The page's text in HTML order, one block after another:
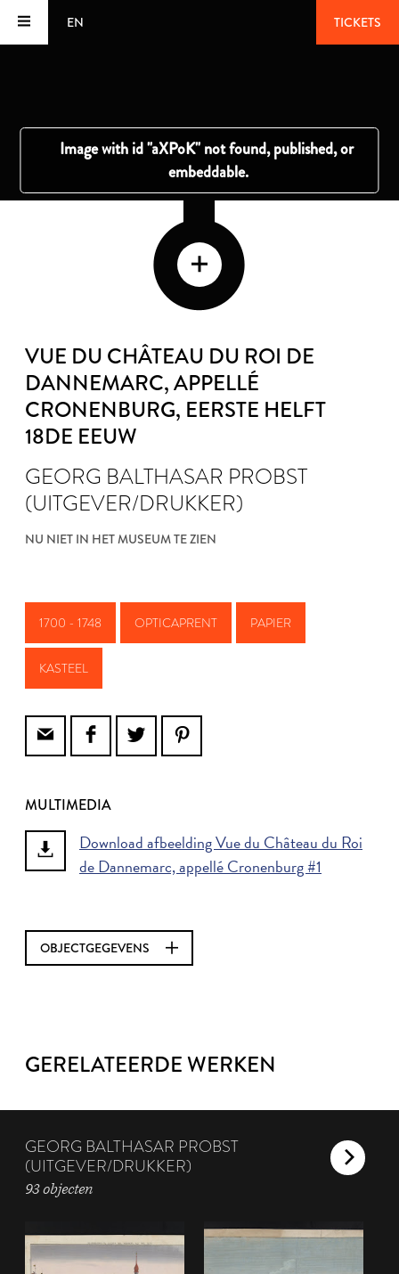
EN TICKETS
VUE DU CHÂTEAU DU ROI DE
DANNEMARC, APPELLÉ
CRONENBURG, EERSTE HELFT
18DE EEUW
GEORG BALTHASAR PROBST
(UITGEVER/DRUKKER)
NU NIET IN HET MUSEUM TE ZIEN
1700 - 1748 OPTICAPRENT PAPIER
KASTEEL
MULTIMEDIA
Download afbeelding Vue du Château du Roi
de Dannemarc, appellé Cronenburg #1
OBJECTGEGEVENS
GERELATEERDE WERKEN
GEORG BALTHASAR PROBST
(UITGEVER/DRUKKER)
93 objecten